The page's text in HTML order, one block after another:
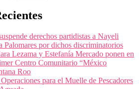
derechos partidistas a Nayeli
Palomares por dichos discriminatorios
Lezama y Estefanía Mercado ponen en
Centro Comunitario “México
Roo
para el Muelle de Pescadores